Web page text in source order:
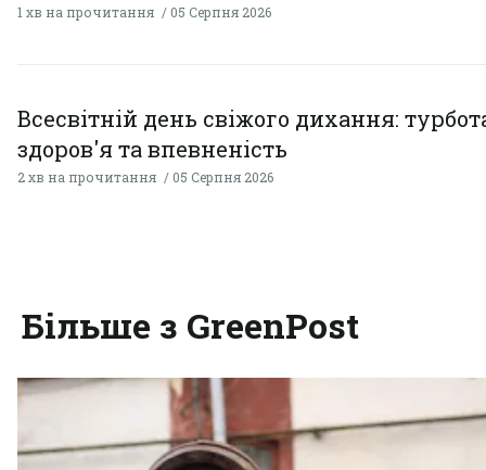
1 хв на прочитання 05 Серпня 2026
Всесвітній день свіжого дихання:
здоров'я та впевненість
2 хв на прочитання 05 Серпня 2026
Більше з GreenPost